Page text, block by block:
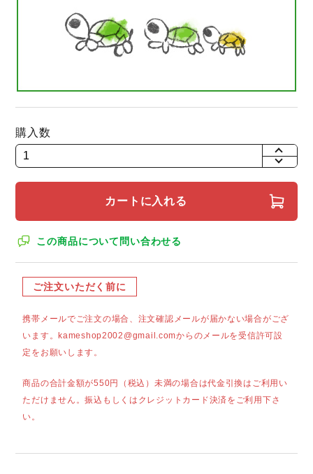
購入数
+
カートに入れる
この商品について問い合わせる
ご注文いただく前に
携帯メールでご注文の場合、注文確認メールが届かない場合がござ
います。kameshop2002@gmail.comからのメールを受信許可設
定をお願いします。
商品の合計金額が550円（税込）未満の場合は代金引換はご利用い
ただけません。振込もしくはクレジットカード決済をご利用下さ
い。